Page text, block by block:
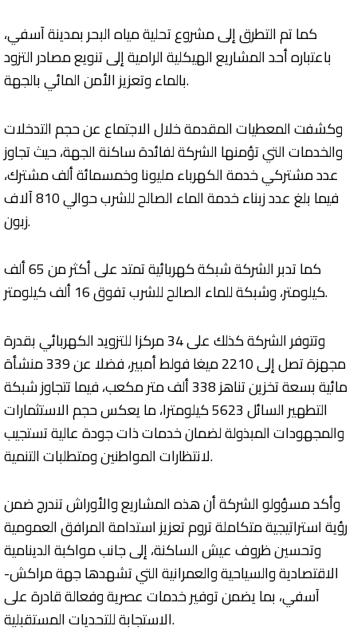
كما تم التطرق إلى مشروع تحلية مياه البحر بمدينة آسفي،
باعتباره أحد المشاريع الهيكلية الرامية إلى تنويع مصادر التزود
بالماء وتعزيز الأمن المائي بالجهة.
وكشفت المعطيات المقدمة خلال الاجتماع عن حجم التدخلات
والخدمات التي تؤمنها الشركة لفائدة ساكنة الجهة، حيث تجاوز
عدد مشتركي خدمة الكهرباء مليونا وخمسمائة ألف مشترك،
فيما بلغ عدد زبناء خدمة الماء الصالح للشرب حوالي 810 آلاف
زبون.
كما تدبر الشركة شبكة كهربائية تمتد على أكثر من 65 ألف
كيلومتر، وشبكة للماء الصالح للشرب تفوق 16 ألف كيلومتر.
وتتوفر الشركة كذلك على 34 مركزا للتزويد الكهربائي بقدرة
مجهزة تصل إلى 2210 ميغا فولط أمبير، فضلا عن 339 منشأة
مائية بسعة تخزين تناهز 338 ألف متر مكعب، فيما تتجاوز شبكة
التطهير السائل 5623 كيلومترا، ما يعكس حجم الاستثمارات
والمجهودات المبذولة لضمان خدمات ذات جودة عالية تستجيب
لانتظارات المواطنين ومتطلبات التنمية.
وأكد مسؤولو الشركة أن هذه المشاريع والأوراش تندرج ضمن
رؤية استراتيجية متكاملة تروم تعزيز استدامة المرافق العمومية
وتحسين ظروف عيش الساكنة، إلى جانب مواكبة الدينامية
الاقتصادية والسياحية والعمرانية التي تشهدها جهة مراكش-
آسفي، بما يضمن توفير خدمات عصرية وفعالة قادرة على
الاستجابة للتحديات المستقبلية.